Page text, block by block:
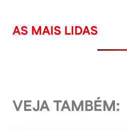
AS MAIS LIDAS
VEJA TAMBÉM: